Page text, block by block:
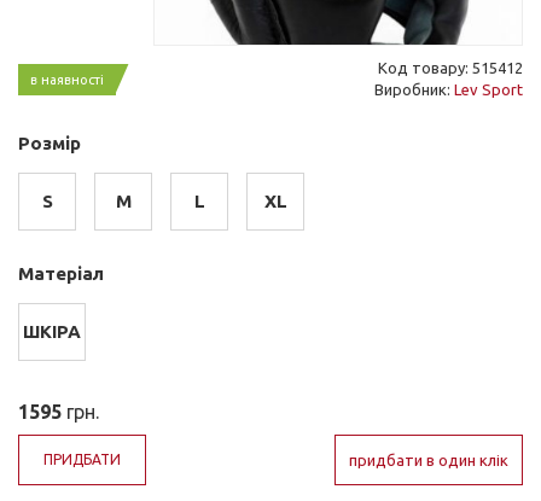
в наявності
Код товару: 515412
Виробник: Lev Sport
Розмір
S M L XL
Матеріал
ШКІРА
1595 грн.
ПРИДБАТИ придбати в один клік